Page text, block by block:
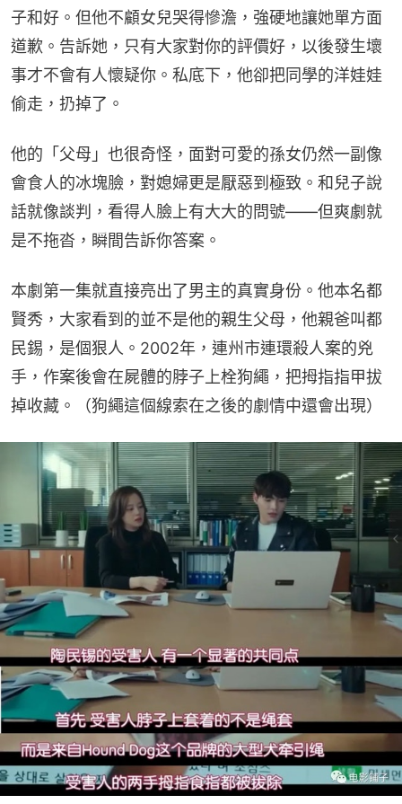
子和好。但他不顧女兒哭得慘澹，強硬地讓她單方面
道歉。告訴她，只有大家對你的評價好，以後發生壞
事才不會有人懷疑你。私底下，他卻把同學的洋娃娃
偷走，扔掉了。
他的「父母」也很奇怪，面對可愛的孫女仍然一副像
會食人的冰塊臉，對媳婦更是厭惡到極致。和兒子說
話就像談判，看得人臉上有大大的問號——但爽劇就
是不拖沓，瞬間告訴你答案。
本劇第一集就直接亮出了男主的真實身份。他本名都
賢秀，大家看到的並不是他的親生父母，他親爸叫都
民錫，是個狠人。2002年，連州市連環殺人案的兇
手，作案後會在屍體的脖子上栓狗繩，把拇指指甲拔
掉收藏。（狗繩這個線索在之後的劇情中還會出現）